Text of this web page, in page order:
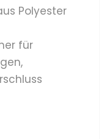
Polyester
für